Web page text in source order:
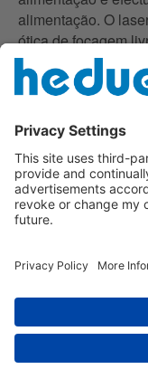
alimentação. O
ótica de focagem
qualquer distância
Módulo laser
PL2 linha 660
nm
Item No.
57,74 €